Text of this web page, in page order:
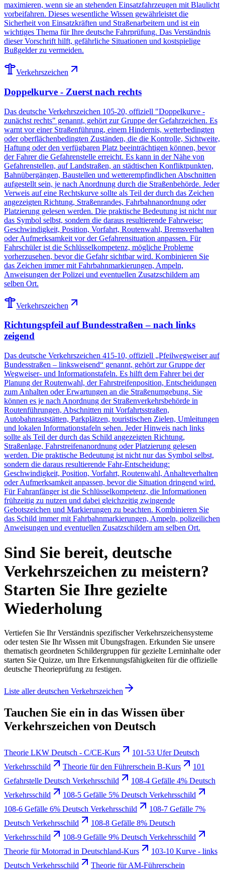
maximieren, wenn sie an stehenden Einsatzfahrzeugen mit Blaulicht
vorbeifahren. Dieses wesentliche Wissen gewährleistet die
Sicherheit von Einsatzkräften und Straßenarbeitern und ist ein
wichtiges Thema für Ihre deutsche Fahrprüfung. Das Verständnis
dieser Vorschrift hilft, gefährliche Situationen und kostspielige
Bußgelder zu vermeiden.
Verkehrszeichen
Doppelkurve - Zuerst nach rechts
Das deutsche Verkehrszeichen 105-20, offiziell "Doppelkurve -
zunächst rechts" genannt, gehört zur Gruppe der Gefahrzeichen. Es
warnt vor einer Straßenführung, einem Hindernis, wetterbedingten
oder oberflächenbedingten Zuständen, die die Kontrolle, Sichtweite,
Haftung oder den verfügbaren Platz beeinträchtigen können, bevor
der Fahrer die Gefahrenstelle erreicht. Es kann in der Nähe von
Gefahrenstellen, auf Landstraßen, an städtischen Konfliktpunkten,
Bahnübergängen, Baustellen und wetterempfindlichen Abschnitten
aufgestellt sein, je nach Anordnung durch die Straßenbehörde. Jeder
Verweis auf eine Rechtskurve sollte als Teil der durch das Zeichen
angezeigten Richtung, Straßenrandes, Fahrbahnanordnung oder
Platzierung gelesen werden. Die praktische Bedeutung ist nicht nur
das Symbol selbst, sondern die daraus resultierende Fahrweise:
Geschwindigkeit, Position, Vorfahrt, Routenwahl, Bremsverhalten
oder Aufmerksamkeit vor der Gefahrensituation anpassen. Für
Fahrschüler ist die Schlüsselkompetenz, mögliche Probleme
vorherzusehen, bevor die Gefahr sichtbar wird. Kombinieren Sie
das Zeichen immer mit Fahrbahnmarkierungen, Ampeln,
Anweisungen der Polizei und eventuellen Zusatzschildern am
selben Ort.
Verkehrszeichen
Richtungspfeil auf Bundesstraßen – nach links
zeigend
Das deutsche Verkehrszeichen 415-10, offiziell „Pfeilwegweiser auf
Bundesstraßen – linksweisend“ genannt, gehört zur Gruppe der
Wegweiser- und Informationstafeln. Es hilft dem Fahrer bei der
Planung der Routenwahl, der Fahrstreifenposition, Entscheidungen
zum Anhalten oder Erwartungen an die Straßenumgebung. Sie
können es je nach Anordnung der Straßenverkehrsbehörde in
Routenführungen, Abschnitten mit Vorfahrtsstraßen,
Autobahnraststätten, Parkplätzen, touristischen Zielen, Umleitungen
und lokalen Informationstafeln sehen. Jeder Hinweis nach links
sollte als Teil der durch das Schild angezeigten Richtung,
Straßenlage, Fahrstreifenanordnung oder Platzierung gelesen
werden. Die praktische Bedeutung ist nicht nur das Symbol selbst,
sondern die daraus resultierende Fahr-Entscheidung:
Geschwindigkeit, Position, Vorfahrt, Routenwahl, Anhalteverhalten
oder Aufmerksamkeit anpassen, bevor die Situation dringend wird.
Für Fahranfänger ist die Schlüsselkompetenz, die Informationen
frühzeitig zu nutzen und dabei gleichzeitig zwingende
Gebotszeichen und Markierungen zu beachten. Kombinieren Sie
das Schild immer mit Fahrbahnmarkierungen, Ampeln, polizeilichen
Anweisungen und eventuellen Zusatzschildern am selben Ort.
Sind Sie bereit, deutsche
Verkehrszeichen zu meistern?
Starten Sie Ihre gezielte
Wiederholung
Vertiefen Sie Ihr Verständnis spezifischer Verkehrszeichensysteme
oder testen Sie Ihr Wissen mit Übungsfragen. Erkunden Sie unsere
thematisch geordneten Schildergruppen für gezielte Lerninhalte oder
starten Sie Quizze, um Ihre Erkennungsfähigkeiten für die offizielle
deutsche Theorieprüfung zu festigen.
Liste aller deutschen Verkehrszeichen
Tauchen Sie ein in das Wissen über
Verkehrszeichen von Deutsch
Theorie LKW Deutsch - C/CE-Kurs
101-53 Ufer Deutsch
Verkehrsschild
Theorie für den Führerschein B-Kurs
101
Gefahrstelle Deutsch Verkehrsschild
108-4 Gefälle 4% Deutsch
Verkehrsschild
108-5 Gefälle 5% Deutsch Verkehrsschild
108-6 Gefälle 6% Deutsch Verkehrsschild
108-7 Gefälle 7%
Deutsch Verkehrsschild
108-8 Gefälle 8% Deutsch
Verkehrsschild
108-9 Gefälle 9% Deutsch Verkehrsschild
Theorie für Motorrad in Deutschland-Kurs
103-10 Kurve - links
Deutsch Verkehrsschild
Theorie für AM-Führerschein